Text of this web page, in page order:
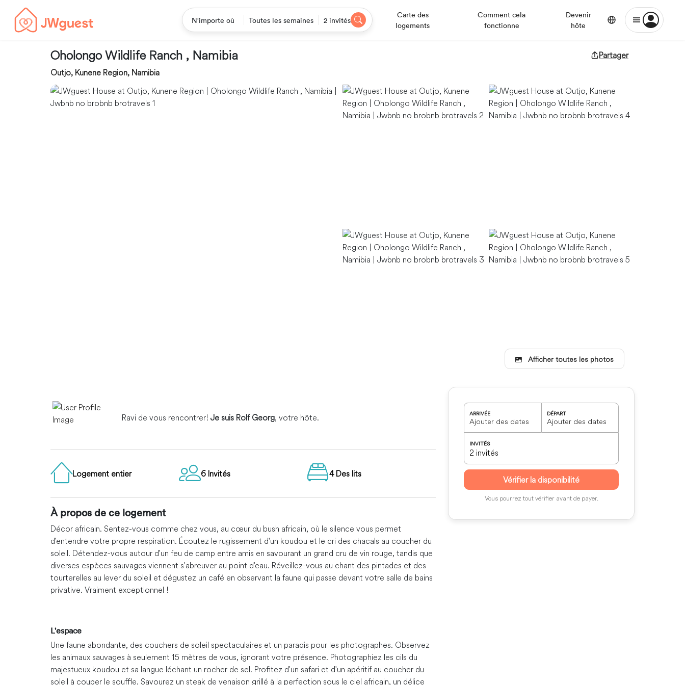
N'importe où Toutes les semaines 2 invités
Carte des
logements
Comment cela
fonctionne
Devenir
hôte
Oholongo Wildlife Ranch , Namibia
Outjo, Kunene Region, Namibia
Partager
Afficher toutes les photos
Ravi de vous rencontrer! Je suis Rolf Georg, votre hôte.
Logement entier 6 Invités 4 Des lits
À propos de ce logement
Décor africain. Sentez-vous comme chez vous, au cœur du bush africain, où le silence vous permet
d'entendre votre propre respiration. Écoutez le rugissement d'un koudou et le cri des chacals au coucher du
soleil. Détendez-vous autour d'un feu de camp entre amis en savourant un grand cru de vin rouge, tandis que
diverses espèces sauvages viennent s'abreuver au point d'eau. Réveillez-vous au chant des pintades et des
tourterelles au lever du soleil et dégustez un café en observant la faune qui passe devant votre salle de bains
privative. Vraiment exceptionnel !
L'espace
Une faune abondante, des couchers de soleil spectaculaires et un paradis pour les photographes. Observez
les animaux sauvages à seulement 15 mètres de vous, ignorant votre présence. Photographiez les cils du
majestueux koudou et sa langue léchant un rocher de sel. Profitez d'un safari et d'un apéritif au coucher du
soleil à couper le souffle. Savourez un steak de venaison grillé à la perfection sous le ciel africain, un délice
ARRIVÉE DÉPART
INVITÉS
Vérifier la disponibilité
Vous pourrez tout vérifier avant de payer.